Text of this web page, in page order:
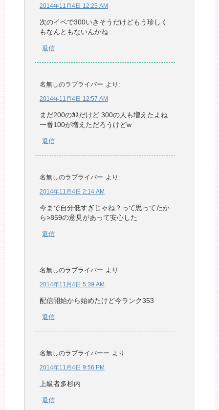
2014年11月4日 12:25 AM
次のイベで300いきそうだけどもう珍しく
もなんともないんかね…
返信
名無しのラブライバー より:
2014年11月4日 12:57 AM
まだ200のｶｽだけど 300の人も増えたよね
一番100が増えただろうけどw
返信
名無しのラブライバー より:
2014年11月4日 2:14 AM
今まで自分低すぎじゃね？って思ってたか
ら>859の意見があって安心した
返信
名無しのラブライバー より:
2014年11月4日 5:39 AM
配信開始から始めたけど今ランク353
返信
名無しのラブライバーー より:
2014年11月4日 9:56 PM
上級者多杉内
返信